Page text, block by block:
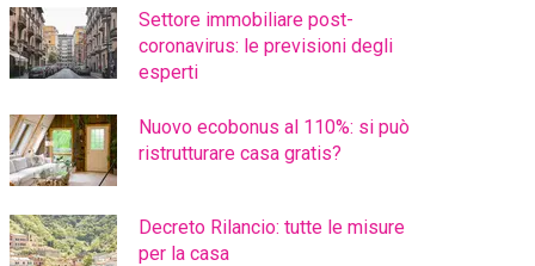
Settore immobiliare post-
coronavirus: le previsioni degli
esperti
Nuovo ecobonus al 110%: si può
ristrutturare casa gratis?
Decreto Rilancio: tutte le misure
per la casa